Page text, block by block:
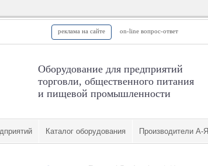
реклама на сайте on-line вопрос-ответ
Оборудование для предприятий
торговли, общественного питания
и пищевой промышленности
Каталог оборудования Производители А-Я